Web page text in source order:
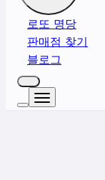
로또 명당
판매점 찾기
블로그